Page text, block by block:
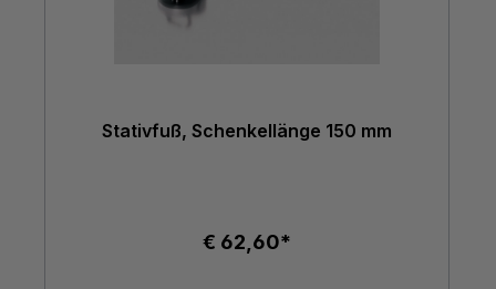
Stativfuß, Schenkellänge 150 mm
€ 62,60*